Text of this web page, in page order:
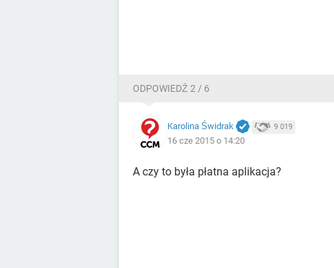
ODPOWIEDŹ 2 / 6
Karolina Świdrak 9 019
16 cze 2015 o 14:20
A czy to była płatna aplikacja?